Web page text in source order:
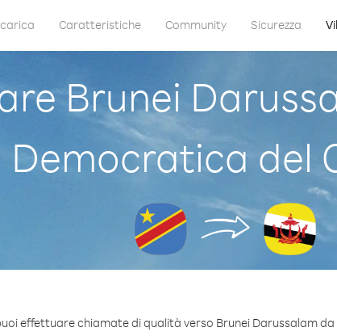
Caratteristiche Community Sicurezza
Brunei
Democratica del
effettuare chiamate di qualità verso Brunei Darussalam